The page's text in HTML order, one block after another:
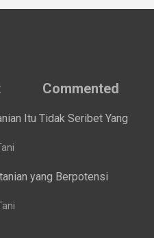
Commented
Itu Tidak Seribet Yang
yang Berpotensi